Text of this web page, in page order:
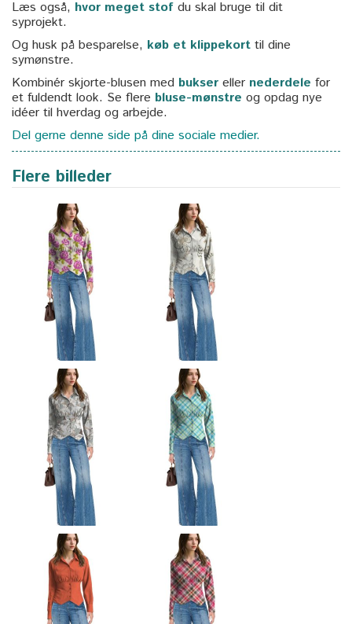
Læs også, hvor meget stof du skal bruge til dit
syprojekt.
Og husk på besparelse, køb et klippekort til dine
symønstre.
Kombinér skjorte-blusen med bukser eller nederdele for
et fuldendt look. Se flere bluse-mønstre og opdag nye
idéer til hverdag og arbejde.
Del gerne denne side på dine sociale medier.
Flere billeder